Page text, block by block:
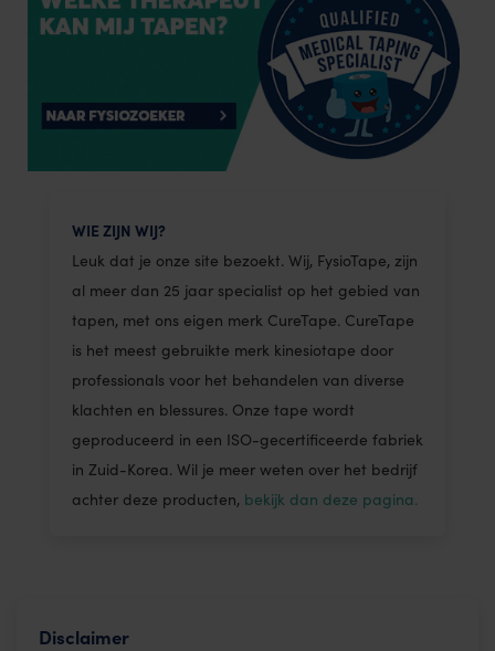
WIE ZIJN WIJ?
Leuk dat je onze site bezoekt. Wij, FysioTape, zijn
al meer dan 25 jaar specialist op het gebied van
tapen, met ons eigen merk CureTape. CureTape
is het meest gebruikte merk kinesiotape door
professionals voor het behandelen van diverse
klachten en blessures. Onze tape wordt
geproduceerd in een ISO-gecertificeerde fabriek
in Zuid-Korea. Wil je meer weten over het bedrijf
achter deze producten, bekijk dan deze pagina.
Disclaimer